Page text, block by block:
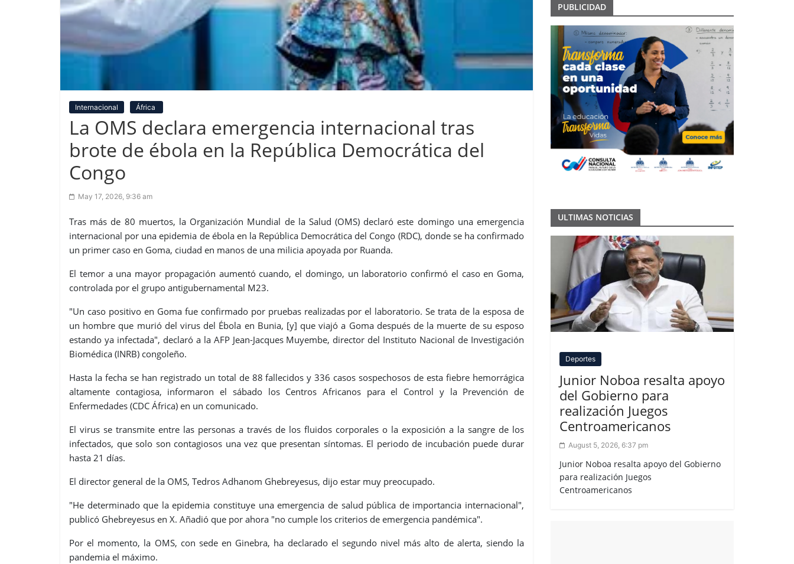
Internacional África
La OMS declara emergencia internacional tras
brote de ébola en la República Democrática del
Congo
May 17, 2026, 9:36 am
Tras más de 80 muertos, la Organización Mundial de la Salud (OMS) declaró este domingo una emergencia
internacional por una epidemia de ébola en la República Democrática del Congo (RDC), donde se ha confirmado
un primer caso en Goma, ciudad en manos de una milicia apoyada por Ruanda.
El temor a una mayor propagación aumentó cuando, el domingo, un laboratorio confirmó el caso en Goma,
controlada por el grupo antigubernamental M23.
"Un caso positivo en Goma fue confirmado por pruebas realizadas por el laboratorio. Se trata de la esposa de
un hombre que murió del virus del Ébola en Bunia, [y] que viajó a Goma después de la muerte de su esposo
estando ya infectada", declaró a la AFP Jean-Jacques Muyembe, director del Instituto Nacional de Investigación
Biomédica (INRB) congoleño.
Hasta la fecha se han registrado un total de 88 fallecidos y 336 casos sospechosos de esta fiebre hemorrágica
altamente contagiosa, informaron el sábado los Centros Africanos para el Control y la Prevención de
Enfermedades (CDC África) en un comunicado.
El virus se transmite entre las personas a través de los fluidos corporales o la exposición a la sangre de los
infectados, que solo son contagiosos una vez que presentan síntomas. El periodo de incubación puede durar
hasta 21 días.
El director general de la OMS, Tedros Adhanom Ghebreyesus, dijo estar muy preocupado.
"He determinado que la epidemia constituye una emergencia de salud pública de importancia internacional",
publicó Ghebreyesus en X. Añadió que por ahora "no cumple los criterios de emergencia pandémica".
Por el momento, la OMS, con sede en Ginebra, ha declarado el segundo nivel más alto de alerta, siendo la
pandemia el máximo.
PUBLICIDAD
ULTIMAS NOTICIAS
Deportes
Junior Noboa resalta apoyo
del Gobierno para
realización Juegos
Centroamericanos
August 5, 2026, 6:37 pm
Junior Noboa resalta apoyo del Gobierno
para realización Juegos
Centroamericanos